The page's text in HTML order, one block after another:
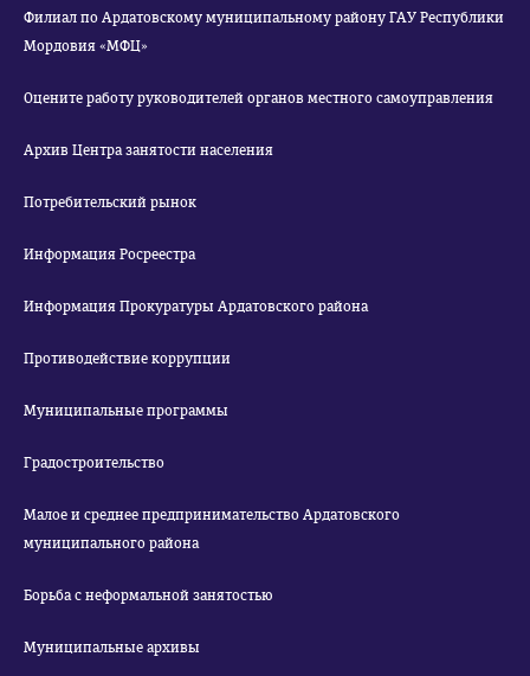
Филиал по Ардатовскому муниципальному району ГАУ Республики
Мордовия «МФЦ»
Оцените работу руководителей органов местного самоуправления
Архив Центра занятости населения
Потребительский рынок
Информация Росреестра
Информация Прокуратуры Ардатовского района
Противодействие коррупции
Муниципальные программы
Градостроительство
Малое и среднее предпринимательство Ардатовского
муниципального района
Борьба с неформальной занятостью
Муниципальные архивы